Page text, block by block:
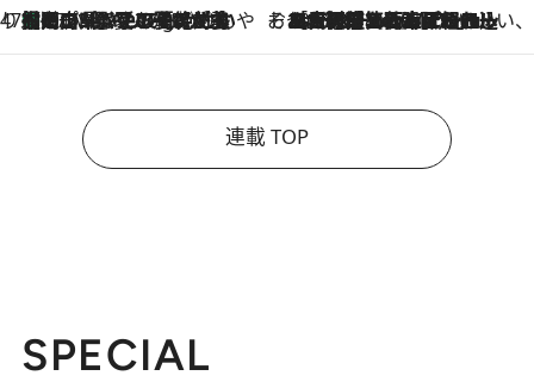
47都道府県の手みやげ ひんやりスイーツで夏を満喫
17 Minutes Ago
【岡山県】この夏絶対食べたい 冷やしておいしいおやつ3選 フルーツが主役のプリンやアイスが勢揃い そおだよおこの関西おいしい、おやつ紀行
2026.8.9
［大阪府箕面市］一皿一皿目の前で仕上げられる、料理を巧みに組み込んだアシェットデセールコース「ミチル アシェット デセール（Michiru assiette dessert）」
連載 TOP
SPECIAL